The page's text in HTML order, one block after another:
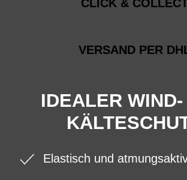
CLICK &
VERSAND PER
IDEALER WIND-
Elastisch und